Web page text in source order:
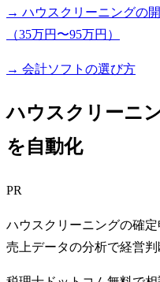
→ ハウスクリーニングの
（35万円〜95万円）
→ 会計ソフトの選び方
ハウスクリーニ
を自動化
PR
ハウスクリーニングの確
売上データの分析で経営判